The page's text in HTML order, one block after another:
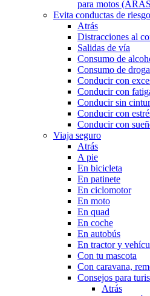
para motos
Evita conductas de riesgo
Atrás
Distracciones al
Salidas de vía
Consumo de
Consumo de
Conducir con
Conducir con
Conducir sin
Conducir con
Conducir con
Viaja seguro
Atrás
A pie
En bicicleta
En patinete
En ciclomotor
En moto
En quad
En coche
En autobús
En tractor y
Con tu mascota
Con caravana,
Consejos para
Atrás